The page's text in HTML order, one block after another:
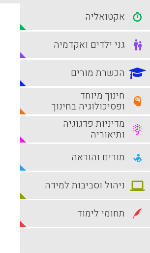
אקטואליה
גני ילדים ואקדמיה
הכשרת מורים
חינוך מיוחד
ופסיכולוגיה בחינוך
מדיניות פדגוגיה
ותיאוריה
מורים והוראה
ניהול וסביבות למידה
תחומי לימוד